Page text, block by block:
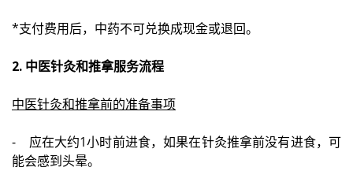
*支付费用后，中药不可兑换成现金或退回。
2. 中医针灸和推拿服务流程
中医针灸和推拿前的准备事项
- 应在大约1小时前进食，如果在针灸推拿前没有进食，可
能会感到头晕。